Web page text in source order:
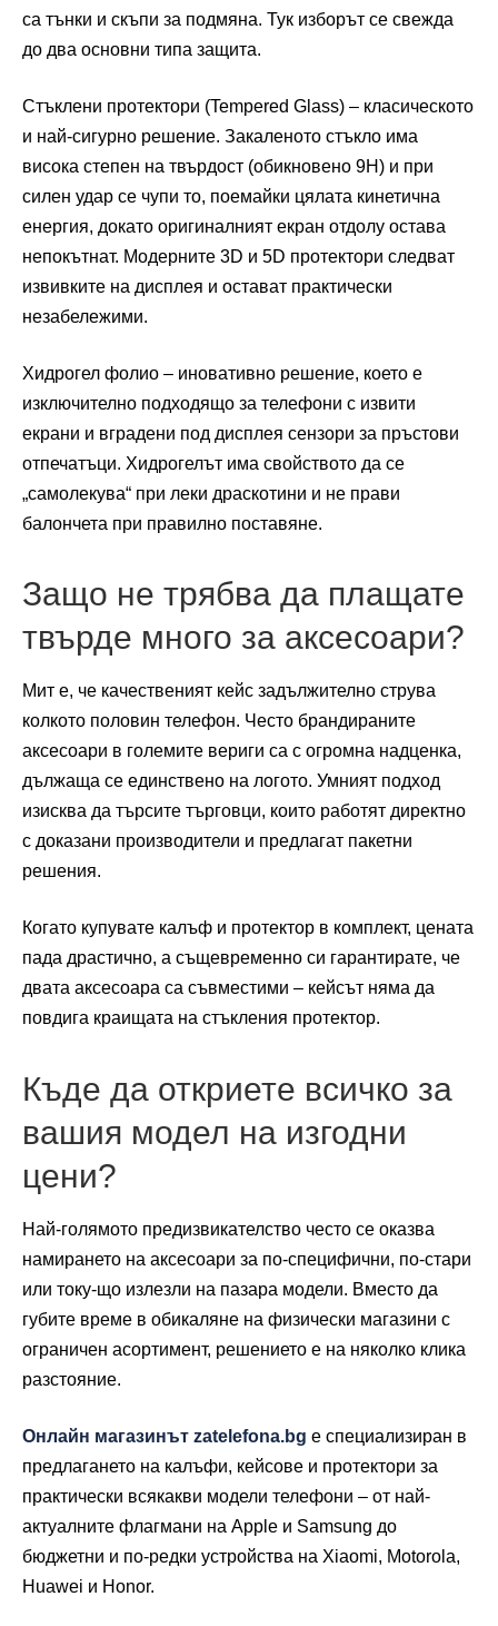
са тънки и скъпи за подмяна. Тук изборът се свежда
до два основни типа защита.
Стъклени протектори (Tempered Glass) – класическото
и най-сигурно решение. Закаленото стъкло има
висока степен на твърдост (обикновено 9H) и при
силен удар се чупи то, поемайки цялата кинетична
енергия, докато оригиналният екран отдолу остава
непокътнат. Модерните 3D и 5D протектори следват
извивките на дисплея и остават практически
незабележими.
Хидрогел фолио – иновативно решение, което е
изключително подходящо за телефони с извити
екрани и вградени под дисплея сензори за пръстови
отпечатъци. Хидрогелът има свойството да се
„самолекува“ при леки драскотини и не прави
балончета при правилно поставяне.
Защо не трябва да плащате
твърде много за аксесоари?
Мит е, че качественият кейс задължително струва
колкото половин телефон. Често брандираните
аксесоари в големите вериги са с огромна надценка,
дължаща се единствено на логото. Умният подход
изисква да търсите търговци, които работят директно
с доказани производители и предлагат пакетни
решения.
Когато купувате калъф и протектор в комплект, цената
пада драстично, а същевременно си гарантирате, че
двата аксесоара са съвместими – кейсът няма да
повдига краищата на стъкления протектор.
Къде да откриете всичко за
вашия модел на изгодни
цени?
Най-голямото предизвикателство често се оказва
намирането на аксесоари за по-специфични, по-стари
или току-що излезли на пазара модели. Вместо да
губите време в обикаляне на физически магазини с
ограничен асортимент, решението е на няколко клика
разстояние.
Онлайн магазинът zatelefona.bg е специализиран в
предлагането на калъфи, кейсове и протектори за
практически всякакви модели телефони – от най-
актуалните флагмани на Apple и Samsung до
бюджетни и по-редки устройства на Xiaomi, Motorola,
Huawei и Honor.